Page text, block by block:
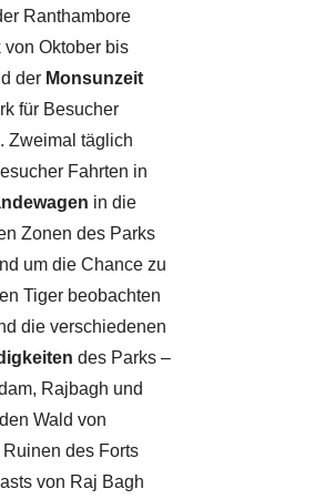
Ranthambore
von Oktober bis
der Monsunzeit
für Besucher
Zweimal täglich
Fahrten in
in die
Zonen des Parks
um die Chance zu
Tiger beobachten
die verschiedenen
des Parks –
Rajbagh und
Wald von
des Forts
von Raj Bagh